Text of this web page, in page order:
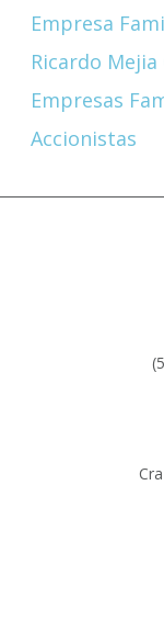
Empresa
Ricardo Mejia
Empresas
Accionistas